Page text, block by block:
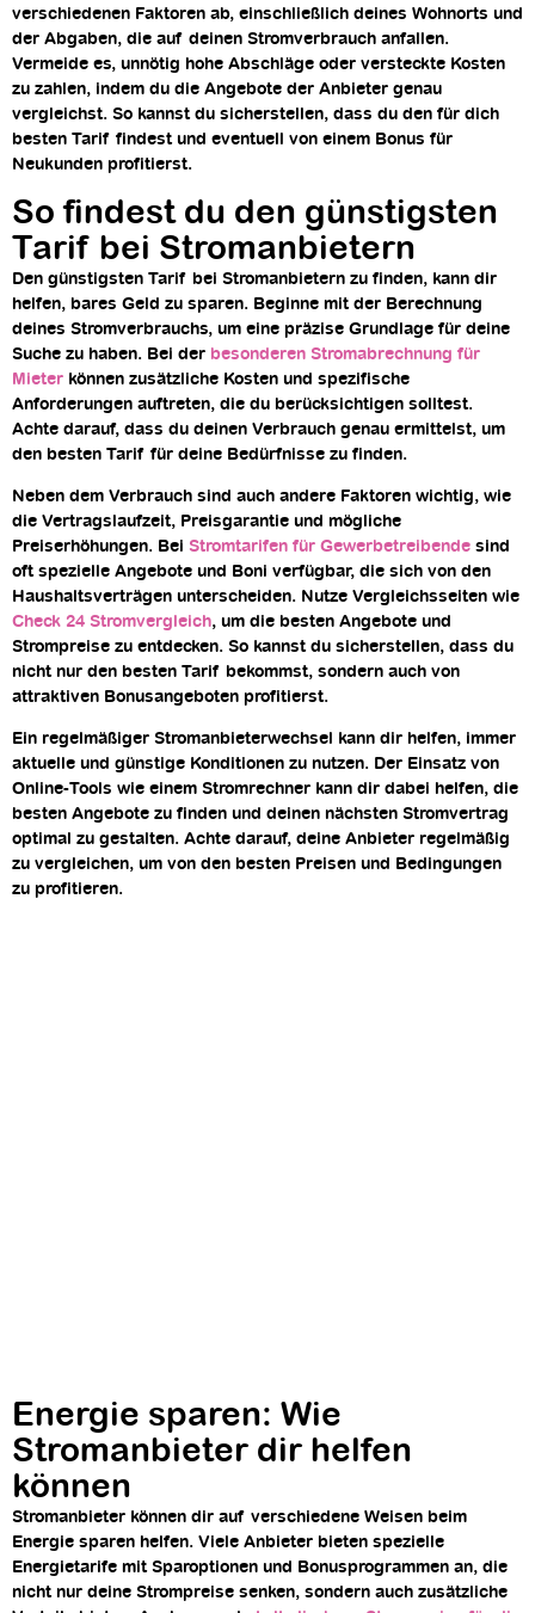
verschiedenen Faktoren ab, einschließlich deines Wohnorts und
der Abgaben, die auf deinen Stromverbrauch anfallen.
Vermeide es, unnötig hohe Abschläge oder versteckte Kosten
zu zahlen, indem du die Angebote der Anbieter genau
vergleichst. So kannst du sicherstellen, dass du den für dich
besten Tarif findest und eventuell von einem Bonus für
Neukunden profitierst.
So findest du den günstigsten
Tarif bei Stromanbietern
Den günstigsten Tarif bei Stromanbietern zu finden, kann dir
helfen, bares Geld zu sparen. Beginne mit der Berechnung
deines Stromverbrauchs, um eine präzise Grundlage für deine
Suche zu haben. Bei der besonderen Stromabrechnung für
Mieter können zusätzliche Kosten und spezifische
Anforderungen auftreten, die du berücksichtigen solltest.
Achte darauf, dass du deinen Verbrauch genau ermittelst, um
den besten Tarif für deine Bedürfnisse zu finden.
Neben dem Verbrauch sind auch andere Faktoren wichtig, wie
die Vertragslaufzeit, Preisgarantie und mögliche
Preiserhöhungen. Bei Stromtarifen für Gewerbetreibende sind
oft spezielle Angebote und Boni verfügbar, die sich von den
Haushaltsverträgen unterscheiden. Nutze Vergleichsseiten wie
Check 24 Stromvergleich, um die besten Angebote und
Strompreise zu entdecken. So kannst du sicherstellen, dass du
nicht nur den besten Tarif bekommst, sondern auch von
attraktiven Bonusangeboten profitierst.
Ein regelmäßiger Stromanbieterwechsel kann dir helfen, immer
aktuelle und günstige Konditionen zu nutzen. Der Einsatz von
Online-Tools wie einem Stromrechner kann dir dabei helfen, die
besten Angebote zu finden und deinen nächsten Stromvertrag
optimal zu gestalten. Achte darauf, deine Anbieter regelmäßig
zu vergleichen, um von den besten Preisen und Bedingungen
zu profitieren.
Energie sparen: Wie
Stromanbieter dir helfen
können
Stromanbieter können dir auf verschiedene Weisen beim
Energie sparen helfen. Viele Anbieter bieten spezielle
Energietarife mit Sparoptionen und Bonusprogrammen an, die
nicht nur deine Strompreise senken, sondern auch zusätzliche